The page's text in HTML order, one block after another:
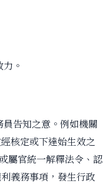
。
告知之意。例如機關
核定或下達始生效之
屬官統一解釋法令、認
義務事項，發生行政